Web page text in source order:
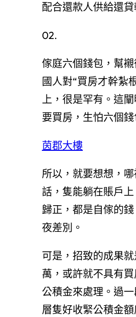
配合還款人供給還
02.
傢庭六個錢包，幫
國人對“買房才幹紮
上，很是罕有。這
要買房，生怕六個錢
茵郡大樓
所以，就要想想，
話，隻能躺在賬戶
歸正，都是自傢的
夜差別。
可是，招致的成果就
萬，或許就不具有
公積金來處理。過
層隻好收緊公積金額